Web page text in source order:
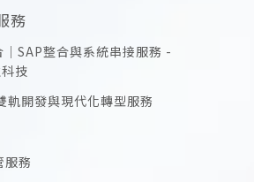
務
｜SAP整合與系統串接服務 -
技
軌開發與現代化轉型服務
服務